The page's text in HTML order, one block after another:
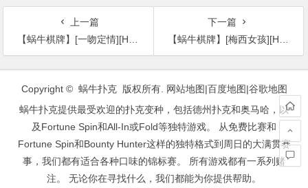
上一篇
【蜗牛棋牌】[一吻定情][HD-MP4/2G][国语中字][720P][王大陆/林允-白色情人节推荐]
下一篇
【蜗牛棋牌】[梅西女孩][HD-MP4/2.1G][英语中字][1080P][非常现实的女同性恋现状]
文
Copyright © 蜗牛扑克 版权所有. 网站地图|百度地图|谷歌地图
蜗牛扑克提供最受欢迎的扑克变种，包括德州扑克和奥马哈，以
及Fortune Spin和All-In或Fold等独特游戏。 从免费比赛和
Fortune Spin和Bounty Hunter这样的独特格式到周日的大满贯赛
事，我们都有适合各种口味的锦标赛。 所有游戏都有一系列赌
注。 无论你在寻找什么，我们都能为你提供帮助。